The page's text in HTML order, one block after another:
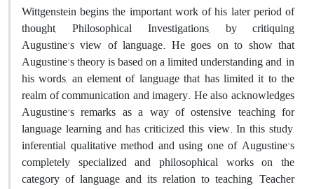
Wittgenstein begins the important work of his later period of
thought, Philosophical Investigations, by critiquing
Augustine's view of language. He goes on to show that
Augustine's theory is based on a limited understanding and, in
his words, an element of language that has limited it to the
realm of communication and imagery. He also acknowledges
Augustine's remarks as a way of ostensive teaching for
language learning and has criticized this view. In this study,
inferential qualitative method and using one of Augustine's
completely specialized and philosophical works on the
category of language and its relation to teaching, Teacher